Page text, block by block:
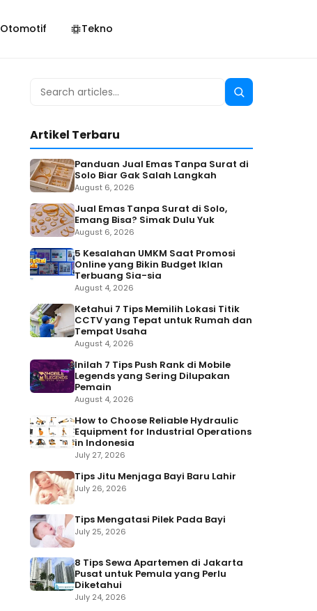
Otomotif Tekno
Search
Search
Artikel Terbaru
Panduan Jual Emas Tanpa Surat di
Solo Biar Gak Salah Langkah
August 6, 2026
Jual Emas Tanpa Surat di Solo,
Emang Bisa? Simak Dulu Yuk
August 6, 2026
5 Kesalahan UMKM Saat Promosi
Online yang Bikin Budget Iklan
Terbuang Sia-sia
August 4, 2026
Ketahui 7 Tips Memilih Lokasi Titik
CCTV yang Tepat untuk Rumah dan
Tempat Usaha
August 4, 2026
Inilah 7 Tips Push Rank di Mobile
Legends yang Sering Dilupakan
Pemain
August 4, 2026
How to Choose Reliable Hydraulic
Equipment for Industrial Operations
in Indonesia
July 27, 2026
Tips Jitu Menjaga Bayi Baru Lahir
July 26, 2026
Tips Mengatasi Pilek Pada Bayi
July 25, 2026
8 Tips Sewa Apartemen di Jakarta
Pusat untuk Pemula yang Perlu
Diketahui
July 24, 2026